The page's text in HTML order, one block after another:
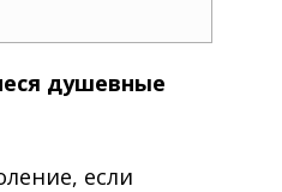
душевные
если